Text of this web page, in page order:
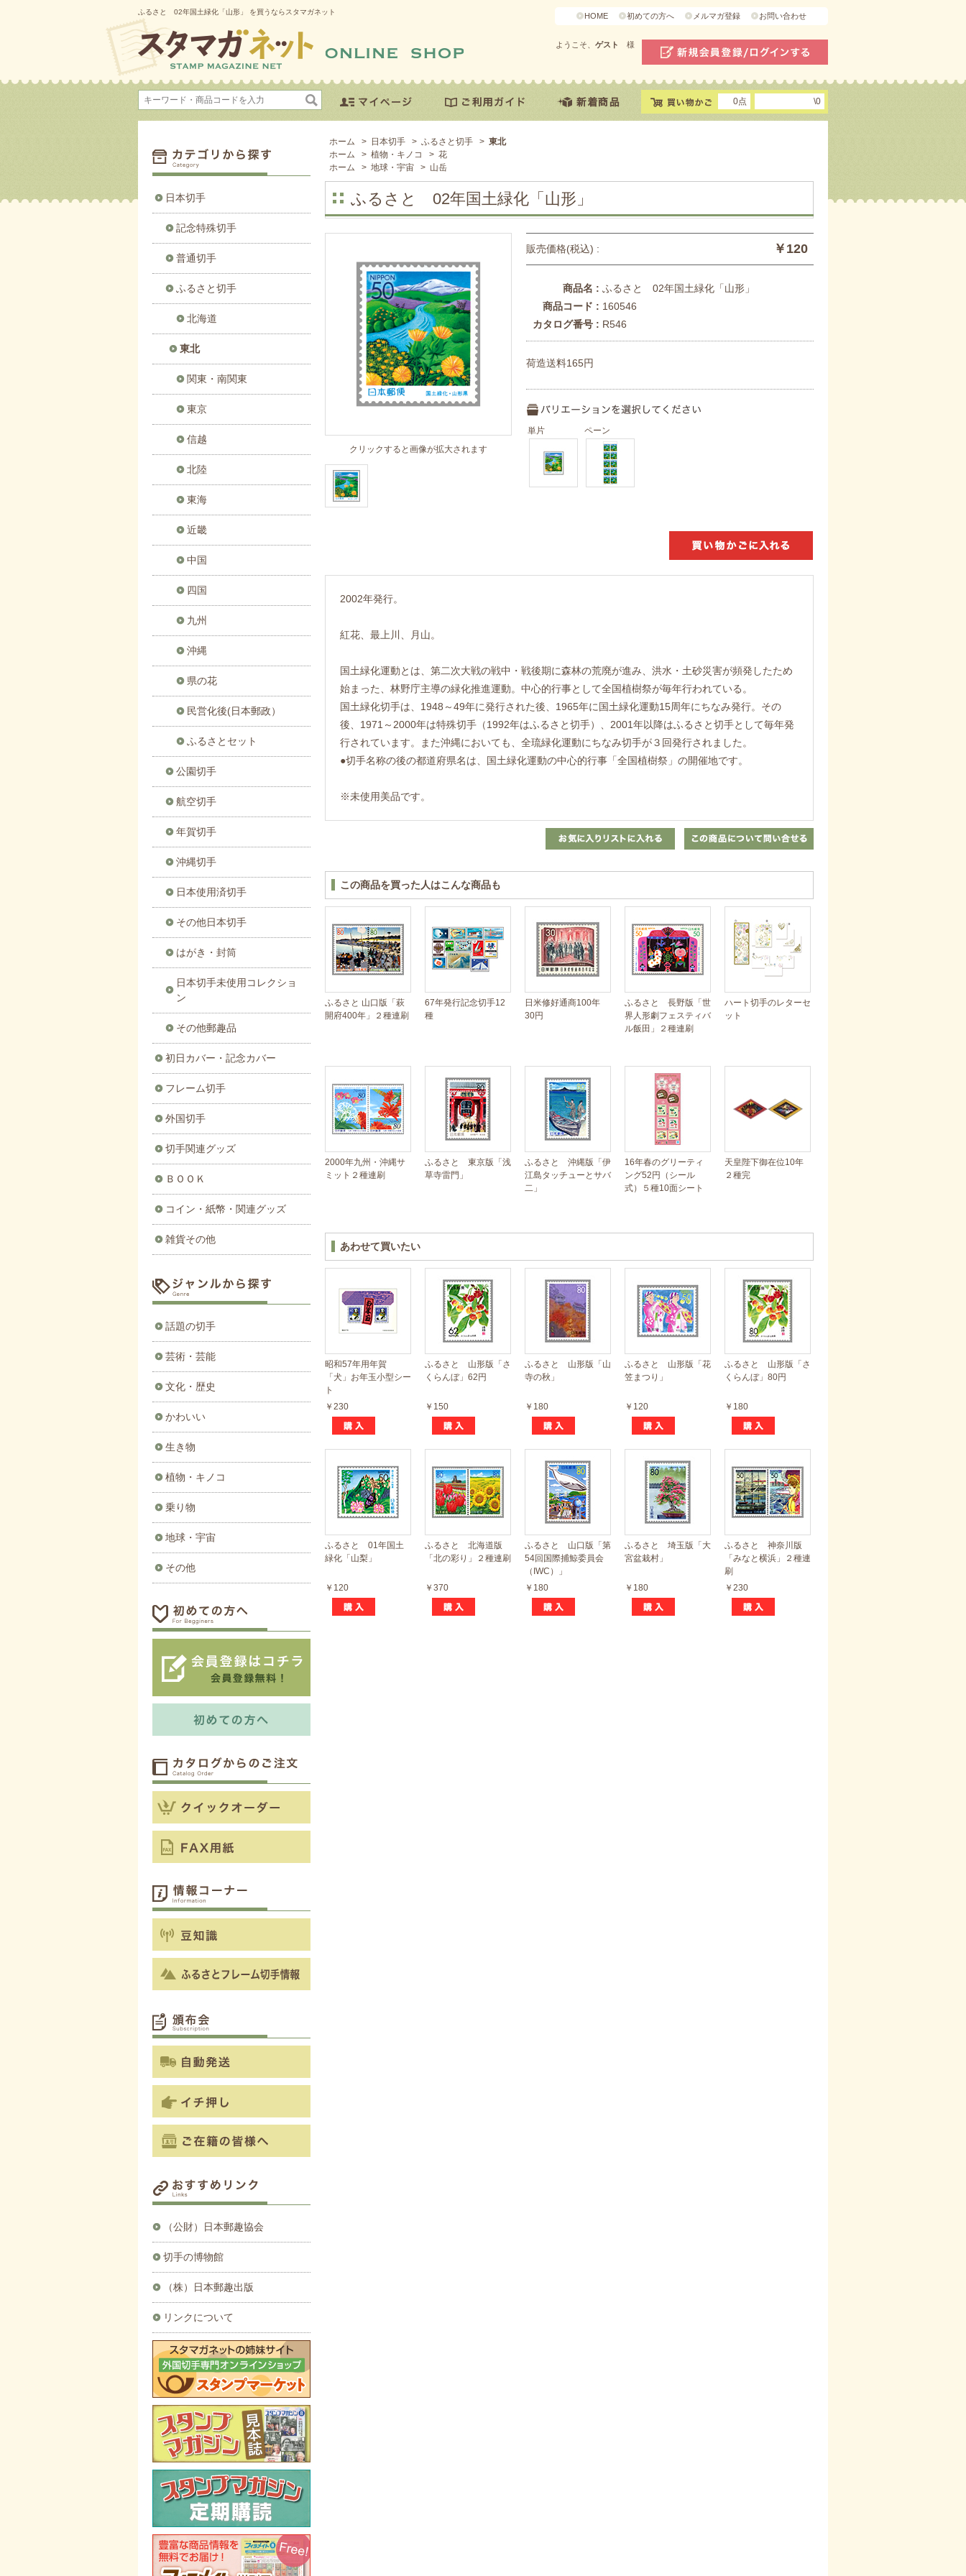
ふるさと 02年国土緑化「山形」 を買うならスタマガネット HOME 初めての方へ メルマガ登録 お問い合わせ
ようこそ、 ゲスト 様
0点 \0
ホーム > 日本切手 > ふるさと切手 > 東北
ホーム
> 植物・キノコ > 花
ホーム
> 地球・宇宙 > 山岳
ふるさと 02年国土緑化「山形」
クリックすると画像が拡大されます
販売価格(税込) : ￥120
商品名 : ふるさと 02年国土緑化「山形」
商品コード : 160546
カタログ番号 : R546
荷造送料165円
単片 ペーン
2002年発行。
紅花、最上川、月山。
国土緑化運動とは、第二次大戦の戦中・戦後期に森林の荒廃が進み、洪水・土砂災害が頻発したため
始まった、林野庁主導の緑化推進運動。中心的行事として全国植樹祭が毎年行われている。
国土緑化切手は、1948～49年に発行された後、1965年に国土緑化運動15周年にちなみ発行。その
後、1971～2000年は特殊切手（1992年はふるさと切手）、2001年以降はふるさと切手として毎年発
行されています。また沖縄においても、全琉緑化運動にちなみ切手が３回発行されました。
●切手名称の後の都道府県名は、国土緑化運動の中心的行事「全国植樹祭」の開催地です。
※未使用美品です。
この商品を買った人はこんな商品も
ふるさと 山口版「萩
開府400年」２種連刷
67年発行記念切手12
種
日米修好通商100年
30円
ふるさと 長野版「世
界人形劇フェスティバ
ル飯田」２種連刷
ハート切手のレターセ
ット
2000年九州・沖縄サ
ミット２種連刷
ふるさと 東京版「浅
草寺雷門」
ふるさと 沖縄版「伊
江島タッチューとサバ
二」
16年春のグリーティ
ング52円（シール
式）５種10面シート
天皇陛下御在位10年
２種完
あわせて買いたい
昭和57年用年賀
「犬」お年玉小型シー
ト
￥230
ふるさと 山形版「さ
くらんぼ」62円
￥150
ふるさと 山形版「山
寺の秋」
￥180
ふるさと 山形版「花
笠まつり」
￥120
ふるさと 山形版「さ
くらんぼ」80円
￥180
ふるさと 01年国土
緑化「山梨」
￥120
ふるさと 北海道版
「北の彩り」２種連刷
￥370
ふるさと 山口版「第
54回国際捕鯨委員会
（IWC）」
￥180
ふるさと 埼玉版「大
宮盆栽村」
￥180
ふるさと 神奈川版
「みなと横浜」２種連
刷
￥230
日本切手
記念特殊切手
普通切手
ふるさと切手
北海道
東北
関東・南関東
東京
信越
北陸
東海
近畿
中国
四国
九州
沖縄
県の花
民営化後(日本郵政）
ふるさとセット
公園切手
航空切手
年賀切手
沖縄切手
日本使用済切手
その他日本切手
はがき・封筒
日本切手未使用コレクショ
ン
その他郵趣品
初日カバー・記念カバー
フレーム切手
外国切手
切手関連グッズ
ＢＯＯＫ
コイン・紙幣・関連グッズ
雑貨その他
話題の切手
芸術・芸能
文化・歴史
かわいい
生き物
植物・キノコ
乗り物
地球・宇宙
その他
（公財）日本郵趣協会
切手の博物館
（株）日本郵趣出版
リンクについて